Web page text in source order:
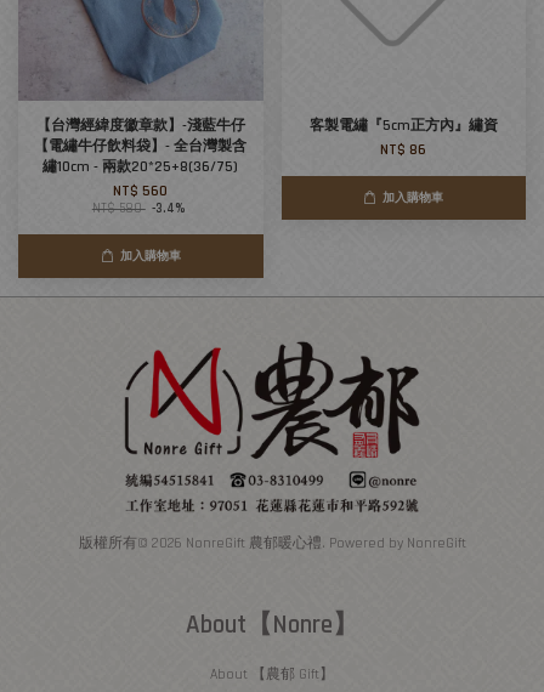
【台灣經緯度徽章款】-淺藍牛仔
【電繡牛仔飲料袋】- 全台灣製含
繡10cm - 兩款20*25+8(36/75)
NT$ 560
NT$ 580 -3.4%
加入購物車
客製電繡『5cm正方內』繡資
NT$ 86
加入購物車
版權所有© 2026 NonreGift 農郁暖心禮. Powered by NonreGift
About【Nonre】
About 【農郁 Gift】